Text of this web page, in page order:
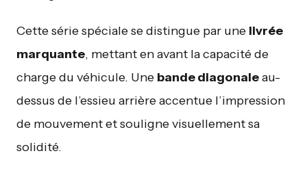
Cette série spéciale se distingue par une livrée
marquante, mettant en avant la capacité de
charge du véhicule. Une bande diagonaleau-
dessus de l’essieu arrière accentue l’impression
de mouvement et souligne visuellement sa
solidité.